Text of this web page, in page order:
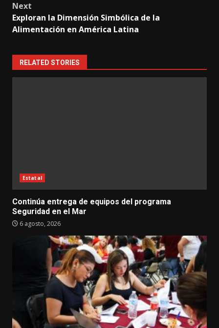
Next
Exploran la Dimensión Simbólica de la
Alimentación en América Latina
RELATED STORIES
Estatal
Continúa entrega de equipos del programa
Seguridad en el Mar
6 agosto, 2026